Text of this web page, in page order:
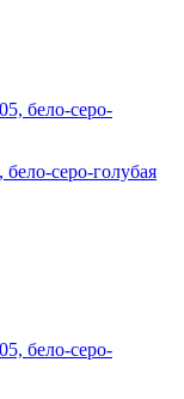
серо-голубая